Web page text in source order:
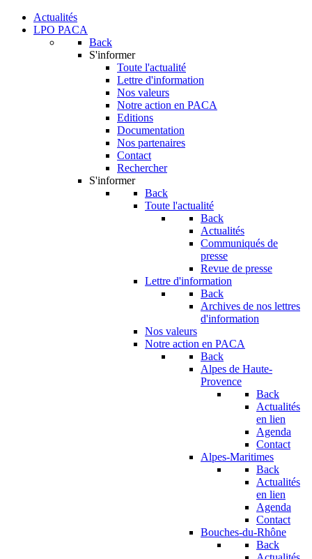
Actualités
LPO PACA
Back
S'informer
Toute l'actualité
Lettre d'information
Nos valeurs
Notre action en PACA
Editions
Documentation
Nos partenaires
Contact
Rechercher
S'informer
Back
Toute l'actualité
Back
Actualités
Communiqués de
presse
Revue de presse
Lettre d'information
Back
Archives de nos lettres
d'information
Nos valeurs
Notre action en PACA
Back
Alpes de Haute-
Provence
Back
Actualités
en lien
Agenda
Contact
Alpes-Maritimes
Back
Actualités
en lien
Agenda
Contact
Bouches-du-Rhône
Back